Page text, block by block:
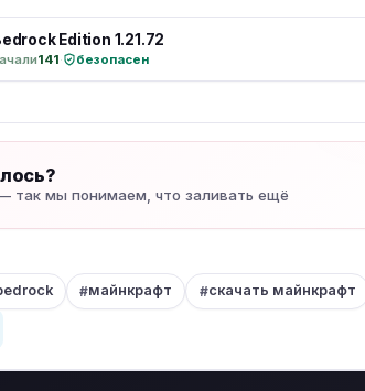
Edition 1.21.72
141· безопасен
так мы понимаем, что заливать ещё
майнкрафт скачать майнкрафт